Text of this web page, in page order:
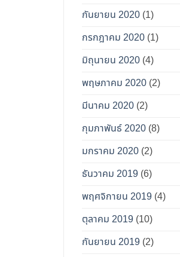
กันยายน 2020 (1)
กรกฎาคม 2020 (1)
มิถุนายน 2020 (4)
พฤษภาคม 2020 (2)
มีนาคม 2020 (2)
กุมภาพันธ์ 2020 (8)
มกราคม 2020 (2)
ธันวาคม 2019 (6)
พฤศจิกายน 2019 (4)
ตุลาคม 2019 (10)
กันยายน 2019 (2)